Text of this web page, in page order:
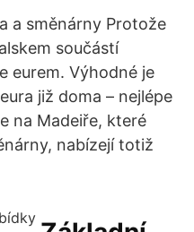
a směnárny Protože
součástí
eurem. Výhodné je
již doma – nejlépe
na Madeiře, které
nabízejí totiž